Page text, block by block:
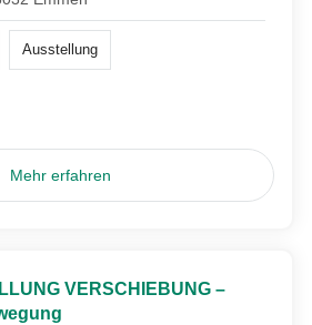
Ausstellung
Mehr erfahren
VERSCHIEBUNG –